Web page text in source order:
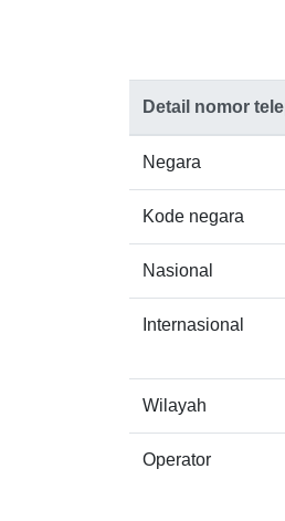
Detail nomor
Negara
Kode negara
Nasional
Internasional
Wilayah
Operator